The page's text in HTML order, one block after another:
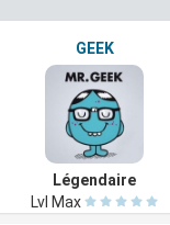
GEEK
Légendaire
Lvl Max